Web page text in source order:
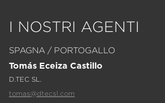
I NOSTRI AGENTI
SPAGNA / PORTOGALLO
Tomás Eceiza Castillo
D.TEC SL.
tomas@dtecsl.com